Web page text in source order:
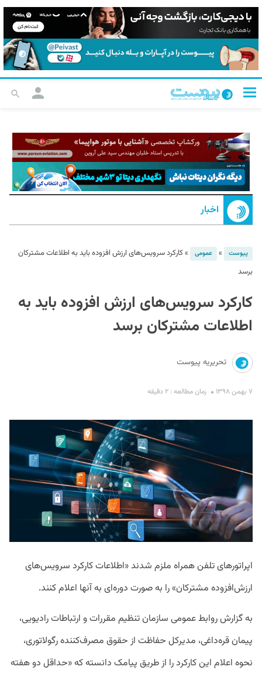
اخبار
پیوست » عمومی »کارکرد سرویس‌های ارزش افزوده باید به اطلاعات مشترکان
برسد
کارکرد سرویس‌های ارزش افزوده باید به
اطلاعات مشترکان برسد
تحریریه پیوست
۷ بهمن ۱۳۹۸ زمان مطالعه : ۲ دقیقه
اپراتورهای تلفن همراه ملزم شدند «اطلاعات کارکرد سرویس‌های
ارزش‌افزوده مشترکان» را به صورت دوره‌ای به آنها اعلام کنند.
به گزارش روابط عمومی سازمان تنظیم مقررات و ارتباطات رادیویی،
پیمان قره‌داغی، مدیرکل حفاظت از حقوق مصرف‌کننده رگولاتوری،
نحوه اعلام این کارکرد را از طریق پیامک دانسته که «حداقل دو هفته